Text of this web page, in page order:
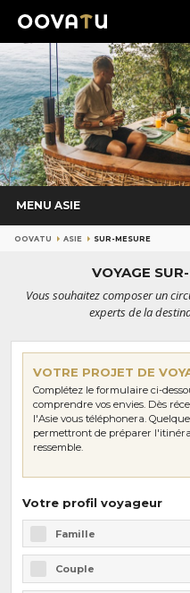
MENU ASIE
OOVATU ASIE SUR-MESURE
VOYAGE
Vous souhaitez composer un
experts de la
VOTRE PROJET DE
Complétez le formulaire ci-
comprendre vos envies. Dès
l'Asie vous téléphonera.
permettront de préparer
ressemble.
Votre profil voyageur
Famille
Couple